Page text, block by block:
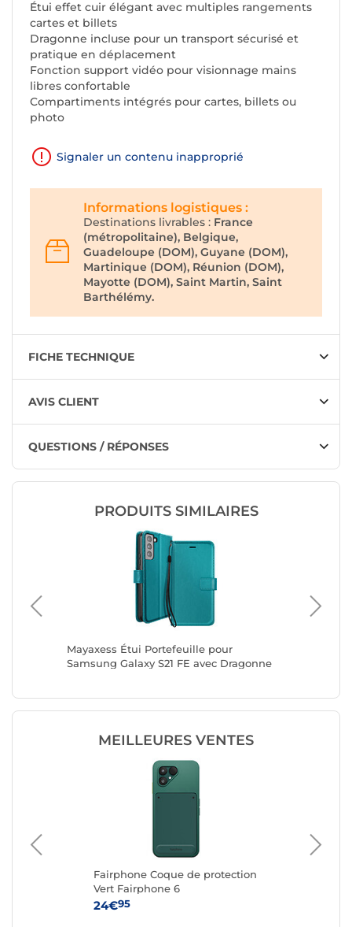
Étui effet cuir élégant avec multiples rangements
cartes et billets
Dragonne incluse pour un transport sécurisé et
pratique en déplacement
Fonction support vidéo pour visionnage mains
libres confortable
Compartiments intégrés pour cartes, billets ou
photo
Signaler un contenu inapproprié
Informations logistiques :
Destinations livrables : France
(métropolitaine), Belgique,
Guadeloupe (DOM), Guyane (DOM),
Martinique (DOM), Réunion (DOM),
Mayotte (DOM), Saint Martin, Saint
Barthélémy.
FICHE TECHNIQUE
AVIS CLIENT
QUESTIONS / RÉPONSES
PRODUITS SIMILAIRES
Mayaxess Étui Portefeuille pour
Samsung Galaxy S21 FE avec Dragonne
MEILLEURES VENTES
Fairphone Coque de protection
Vert Fairphone 6
24€95